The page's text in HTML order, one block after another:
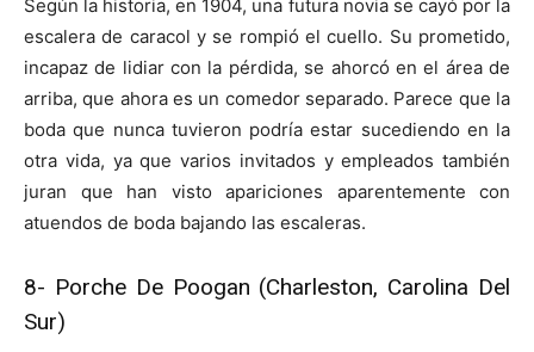
Según la historia, en 1904, una futura novia se cayó por la
escalera de caracol y se rompió el cuello. Su prometido,
incapaz de lidiar con la pérdida, se ahorcó en el área de
arriba, que ahora es un comedor separado. Parece que la
boda que nunca tuvieron podría estar sucediendo en la
otra vida, ya que varios invitados y empleados también
juran que han visto apariciones aparentemente con
atuendos de boda bajando las escaleras.
8- Porche De Poogan (Charleston, Carolina Del
Sur)